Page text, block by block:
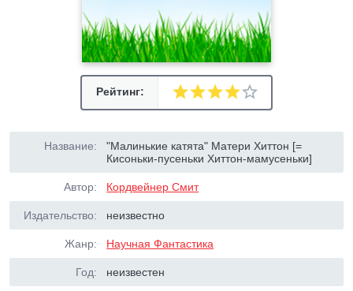
Рейтинг:
Название:
"Малинькие катята" Матери Хиттон [=
Кисоньки-пусеньки Хиттон-мамусеньки]
Автор: Кордвейнер Смит
Издательство: неизвестно
Жанр: Научная Фантастика
Год: неизвестен